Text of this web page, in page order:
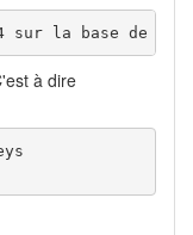
sur la base de fr
à dire